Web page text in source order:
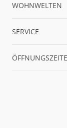
WOHNWELTEN
SERVICE